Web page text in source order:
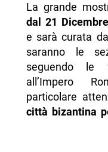
La grande
dal 21
e sarà curata
saranno le
seguendo le
all’Impero
particolare
città bizantina